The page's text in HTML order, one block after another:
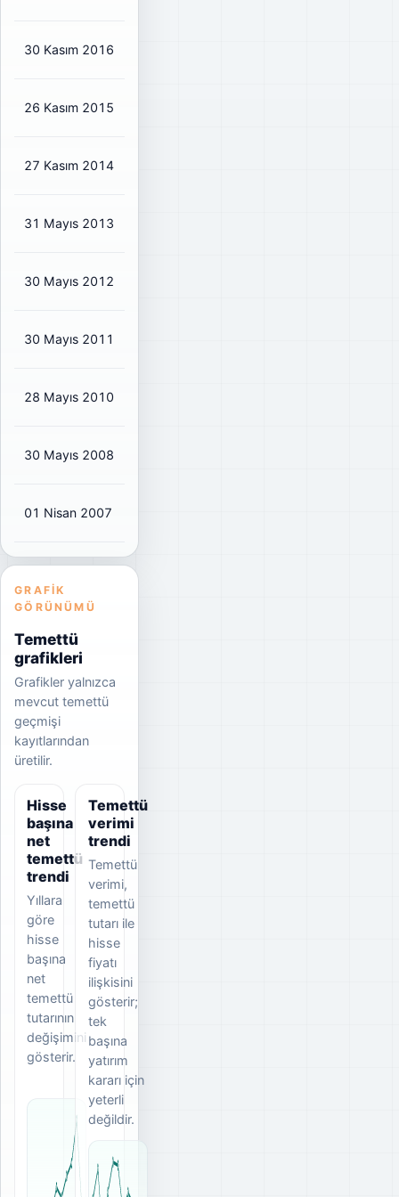
30 Kasım 2016
26 Kasım 2015
27 Kasım 2014
31 Mayıs 2013
30 Mayıs 2012
30 Mayıs 2011
28 Mayıs 2010
30 Mayıs 2008
01 Nisan 2007
GRAFIK
GÖRÜNÜMÜ
Temettü
grafikleri
Grafikler yalnızca
mevcut temettü
geçmişi
kayıtlarından
üretilir.
Hisse
başına
net
temettü
trendi
Yıllara
göre
hisse
başına
net
temettü
tutarının
değişimini
gösterir.
Temettü
verimi
trendi
Temettü
verimi,
temettü
tutarı ile
hisse
fiyatı
ilişkisini
gösterir;
tek
başına
yatırım
kararı için
yeterli
değildir.